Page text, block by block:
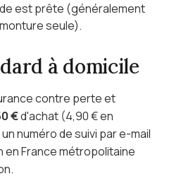
est prête (généralement
seule).
à domicile
contre perte et
€d'achat (4,90 € en
numéro de suivi par e-mail
en France métropolitaine